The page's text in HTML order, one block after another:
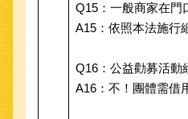
Q15：一般商家在門
A15：依照本法施行
Q16：公益勸募活動
A16：不！團體需借